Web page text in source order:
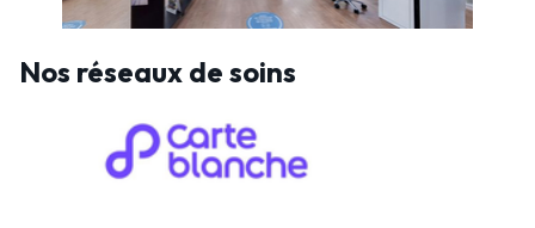
Nos réseaux de soins